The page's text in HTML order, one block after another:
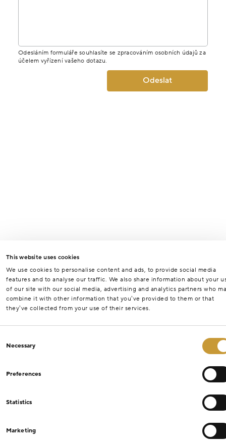
This website uses cookies
We use cookies to personalise content and ads, to provide social media
features and to analyse our traffic. We also share information about your
of our site with our social media, advertising and analytics partners who
combine it with other information that you’ve provided to them or that
they’ve collected from your use of their services.
Selection
Necessary
Preferences
Statistics
Marketing
Odesláním formuláře souhlasíte se zpracováním osobních údajů za
účelem vyřízení vašeho dotazu.
Odeslat